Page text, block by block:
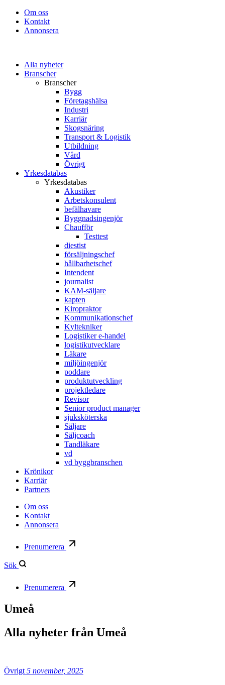
Om oss
Kontakt
Annonsera
Alla nyheter
Branscher
Branscher
Bygg
Företagshälsa
Industri
Karriär
Skogsnäring
Transport & Logistik
Utbildning
Vård
Övrigt
Yrkesdatabas
Yrkesdatabas
Akustiker
Arbetskonsulent
befälhavare
Byggnadsingenjör
Chaufför
Testtest
diestist
försäljningschef
hållbarhetschef
Intendent
journalist
KAM-säljare
kapten
Kiropraktor
Kommunikationschef
Kyltekniker
Logistiker e-handel
logistikutvecklare
Läkare
miljöingenjör
poddare
produktutveckling
projektledare
Revisor
Senior product manager
sjuksköterska
Säljare
Säljcoach
Tandläkare
vd
vd byggbranschen
Krönikor
Karriär
Partners
Om oss
Kontakt
Annonsera
Prenumerera
Sök
Prenumerera
Umeå
Alla nyheter från Umeå
Övrigt 5 november, 2025